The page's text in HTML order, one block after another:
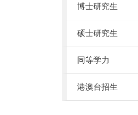
博士研究生
硕士研究生
同等学力
港澳台招生